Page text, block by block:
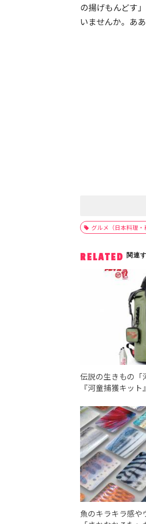
の揚げもんどす
いませんか。あ
グルメ（日本料理・
RELATED 関連
伝説の生きもの「
『河童捕獲キッ
魚のキラキラ感や